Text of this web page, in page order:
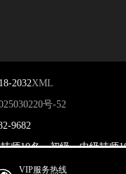
2032XML
号-52
9682
师10名，初级、中级技
为展现典雅气质及显赫风
VIP服务热线